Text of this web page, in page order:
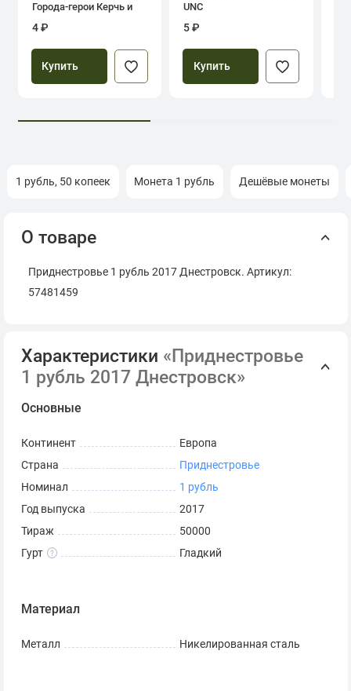
Города-герои Керчь и
Севастополь
4 ₽
Купить
UNC
5 ₽
Купить
1 рубль, 50 копеек Монета 1 рубль Дешёвые монеты
О товаре
Приднестровье 1 рубль 2017 Днестровск. Артикул:
57481459
Характеристики «Приднестровье
1 рубль 2017 Днестровск»
Основные
Континент
Европа
Страна
Приднестровье
Номинал
1 рубль
Год выпуска
2017
Тираж
50000
Гурт
Гладкий
Материал
Металл Никелированная сталь